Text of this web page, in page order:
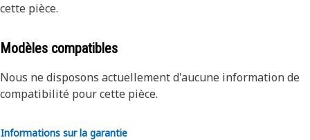
cette pièce.
Modèles compatibles
Nous ne disposons actuellement d'aucune information de
compatibilité pour cette pièce.
Informations sur la garantie